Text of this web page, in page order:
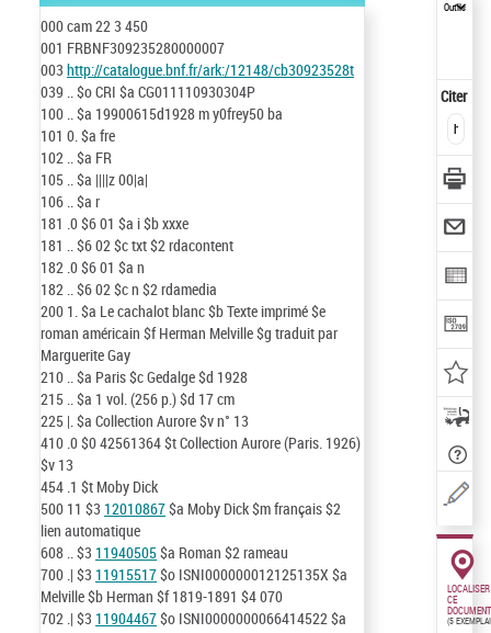
000cam 22 3 450
001 FRBNF309235280000007
003 http://catalogue.bnf.fr/ark:/12148/cb30923528t
039 ..$oCRI $a CG011110930304P
100 ..$a 19900615d1928 m y0frey50 ba
101 0.$a fre
102 ..$a FR
105 ..$a ||||z 00|a|
106 ..$a r
181 .0$601 $a i$bxxxe
181 ..$602$ctxt$2rdacontent
182 .0$601 $a n
182 ..$602$cn $2rdamedia
200 1.$a Le cachalot blanc$bTexte imprimé$e
roman américain $fHerman Melville$g traduit par
Marguerite Gay
210 ..$a Paris$cGedalge$d 1928
215 ..$a 1 vol. (256 p.)$d 17 cm
225 |.$a Collection Aurore$vn° 13
410 .0$042561364$tCollection Aurore (Paris. 1926)
$v 13
454 .1 $t Moby Dick
500 11 $3 12010867$a Moby Dick$mfrançais$2
lien automatique
608 ..$3 11940505$a Roman $2rameau
700 .| $3 11915517$o ISNI000000012125135X $a
Melville$b Herman $f1819-1891 $4070
702 .| $3 11904467$o ISNI0000000066414522$a
Outils
Citer
LOCALISER
CE
DOCUMENT
(5